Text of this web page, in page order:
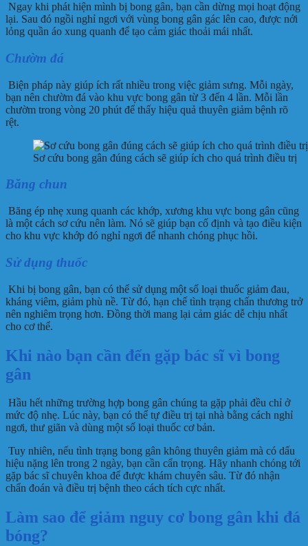
Ngay khi phát hiện mình bị bong gân, bạn cần dừng mọi hoạt động
lại. Sau đó ngồi nghỉ ngơi với vùng bong gân gác lên cao, được nới
lỏng quần áo xung quanh để tạo cảm giác thoải mái nhất.
Chườm đá
Biện pháp này giúp ích rất nhiều trong việc giảm sưng. Mỗi ngày,
bạn nên chườm đá vào khu vực bong gân từ 3 đến 4 lần. Mỗi lần
chườm trong vòng 20 phút để thấy hiệu quả thuyên giảm bệnh rõ
rệt.
Sơ cứu bong gân đúng cách sẽ giúp ích cho quá trình điều trị
Băng chun
Băng ép nhẹ xung quanh các khớp, xương khu vực bong gân cũng
là một cách sơ cứu nên làm. Nó sẽ giúp bạn cố định và tạo điều kiện
cho khu vực khớp đó nghỉ ngơi để nhanh chóng phục hồi.
Sử dụng thuốc
Khi bị bong gân, bạn có thể sử dụng một số loại thuốc giảm đau,
kháng viêm, giảm phù nề. Từ đó, hạn chế tình trạng chấn thương trở
nên nghiêm trọng hơn. Đồng thời mang lại cảm giác dễ chịu nhất
cho cơ thể.
Khi nào bạn cần đến gặp bác sĩ vì bong
gân
Hầu hết những trường hợp bong gân chúng ta gặp phải đều chỉ ở
mức độ nhẹ. Lúc này, bạn có thể tự điều trị tại nhà bằng cách nghỉ
ngơi, thư giãn và dùng một số loại thuốc cơ bản.
Tuy nhiên, nếu tình trạng bong gân không thuyên giảm mà có dấu
hiệu nặng lên trong 2 ngày, bạn cần cẩn trọng. Hãy nhanh chóng tới
gặp bác sĩ chuyên khoa để được khám chuyên sâu. Từ đó nhận
chẩn đoán và điều trị bệnh theo cách tích cực nhất.
Làm sao để giảm nguy cơ bong gân khi đá
bóng?